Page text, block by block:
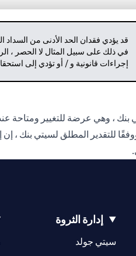
قد يؤدي فقدان الحد الأدنى من
في ذلك على سبيل المثال لا الحصر ،
إجراءات قانونية و / أو تؤدي إلى
، وهي عرضة للتغيير ومتاحة عند
للتقدير المطلق لسيتي بنك ، إن
إدارة الثروة
سيتي جولد